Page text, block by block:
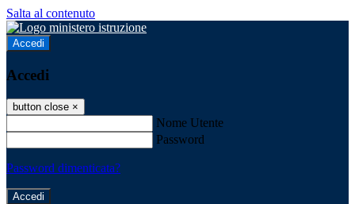
Salta al contenuto
Accedi
Accedi
button close ×
Nome Utente
Password
Password dimenticata?